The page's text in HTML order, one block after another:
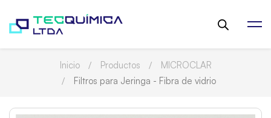
Inicio Productos
MICROCLAR
Filtros para Jeringa - Fibra de vidrio